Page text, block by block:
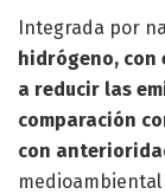
Integrada por
hidrógeno, con
a reducir las
comparación
con